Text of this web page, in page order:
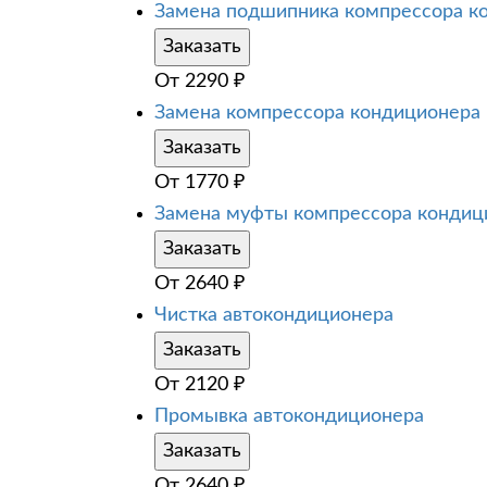
Замена подшипника компрессора
Заказать
От 2290 ₽
Замена компрессора кондиционера
Заказать
От 1770 ₽
Замена муфты компрессора
Заказать
От 2640 ₽
Чистка автокондиционера
Заказать
От 2120 ₽
Промывка автокондиционера
Заказать